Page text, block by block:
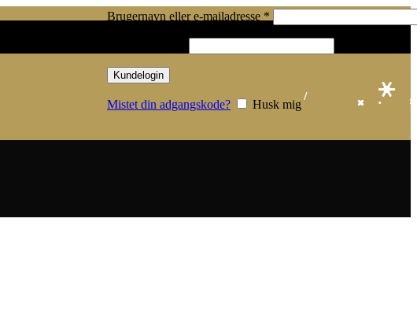
Brugernavn eller e-mailadresse *
Kundelogin
Mistet din adgangskode? Husk mig
/